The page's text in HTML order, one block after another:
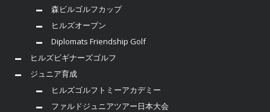
森ビルゴルフカップ
ヒルズオープン
Diplomats Friendship Golf
ヒルズビギナーズゴルフ
ジュニア育成
ヒルズゴルフトミーアカデミー
ファルドジュニアツアー日本大会